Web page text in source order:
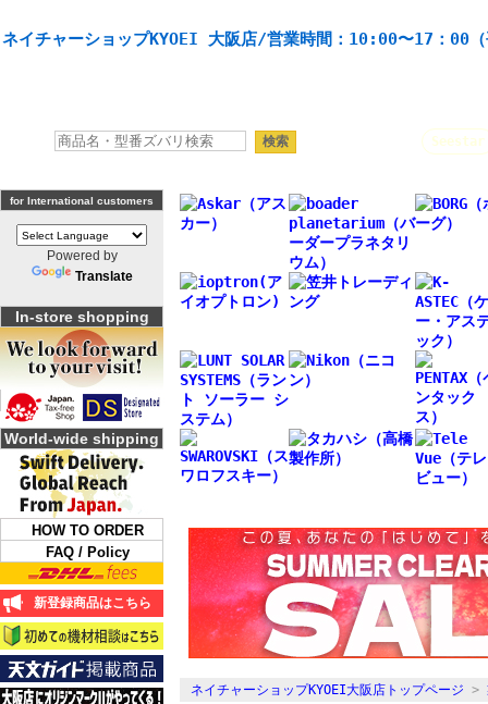
ネイチャーショップKYOEI 大阪店/営業時間：10:00〜17：00（
Seestar
for International customers
Powered by
Translate
In-store shopping
World-wide shipping
HOW TO ORDER
FAQ / Policy
新登録商品はこちら
ネイチャーショップKYOEI大阪店トップページ >